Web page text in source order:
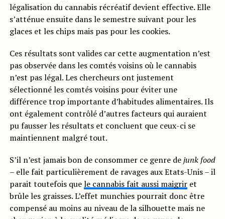
légalisation du cannabis récréatif devient effective. Elle
s’atténue ensuite dans le semestre suivant pour les
glaces et les chips mais pas pour les cookies.
Ces résultats sont valides car cette augmentation n’est
pas observée dans les comtés voisins où le cannabis
n’est pas légal. Les chercheurs ont justement
sélectionné les comtés voisins pour éviter une
différence trop importante d’habitudes alimentaires. Ils
ont également contrôlé d’autres facteurs qui auraient
pu fausser les résultats et concluent que ceux-ci se
maintiennent malgré tout.
S’il n’est jamais bon de consommer ce genre dejunk food
– elle fait particulièrement de ravages aux Etats-Unis – il
parait toutefois quele cannabis fait aussi maigriret
brûle les graisses. L’effet munchies pourrait donc être
compensé au moins au niveau de la silhouette mais ne